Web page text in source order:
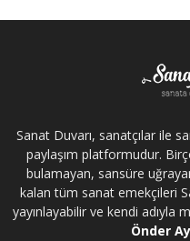
Sanat Duvarı, sanatçılar ile
paylaşım platformudur.
bulamayan, sansüre
kalan tüm sanat emekçileri
yayınlayabilir ve kendi adıyla
Önder